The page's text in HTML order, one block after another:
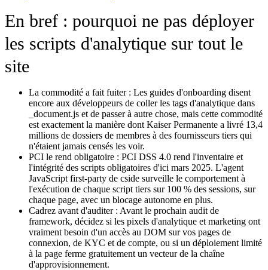
En bref : pourquoi ne pas déployer
les scripts d'analytique sur tout le
site
La commodité a fait fuiter : Les guides d'onboarding disent
encore aux développeurs de coller les tags d'analytique dans
_document.js et de passer à autre chose, mais cette commodité
est exactement la manière dont Kaiser Permanente a livré 13,4
millions de dossiers de membres à des fournisseurs tiers qui
n'étaient jamais censés les voir.
PCI le rend obligatoire : PCI DSS 4.0 rend l'inventaire et
l'intégrité des scripts obligatoires d'ici mars 2025. L'agent
JavaScript first-party de cside surveille le comportement à
l'exécution de chaque script tiers sur 100 % des sessions, sur
chaque page, avec un blocage autonome en plus.
Cadrez avant d'auditer : Avant le prochain audit de
framework, décidez si les pixels d'analytique et marketing ont
vraiment besoin d'un accès au DOM sur vos pages de
connexion, de KYC et de compte, ou si un déploiement limité
à la page ferme gratuitement un vecteur de la chaîne
d'approvisionnement.